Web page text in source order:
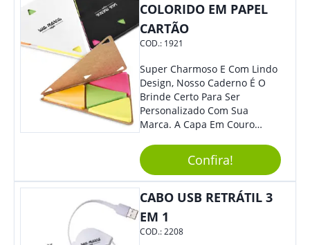
Eventos Corporativos.
COLORIDO EM PAPEL
CARTÃO
COD.: 1921
Super Charmoso E Com Lindo
Design, Nosso Caderno É O
Brinde Certo Para Ser
Personalizado Com Sua
Marca. A Capa Em Couro
Elástico Permite Maior
Segurança Ao Carregá-Lo.
Ofereça A Seus Clientes E
Colaboradores, Sem Dúvidas
Confira!
CABO USB RETRÁTIL 3
EM 1
COD.:2208